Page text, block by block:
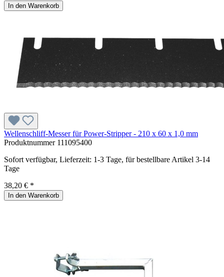
In den Warenkorb
Wellenschliff-Messer für Power-Stripper - 210 x 60 x 1,0 mm
Produktnummer 111095400
Sofort verfügbar, Lieferzeit: 1-3 Tage, für bestellbare Artikel 3-14
Tage
38,20 € *
In den Warenkorb